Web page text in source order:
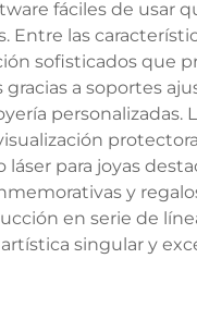
fáciles de usar
las
sofisticados que
a soportes
personalizadas.
para joyas
y
en serie de
singular y